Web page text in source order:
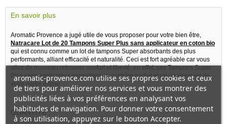
En savoir plus
Aromatic Provence a jugé utile de vous proposer pour votre bien être,
Natracare Lot de 20 Tampons Super Plus sans applicateur en coton bio
qui est connu comme un lot de tampons Super absorbants des plus
performants, alliant efficacité et naturalité. Ceci est fort agréable car vous
allez de nouveau retrouver confort et liberté, en effet, ces Tampons Super
Plus sans applicateur permettent un contrôle parfait et un apaisement de
votre partie intime
QUANTITE :
aromatic-provence.com utilise ses propres cookies et ceux
de tiers pour améliorer nos services et vous montrer des
publicités liées à vos préférences en analysant vos
habitudes de navigation. Pour donner votre consentement
à son utilisation, appuyez sur le bouton Accepter.